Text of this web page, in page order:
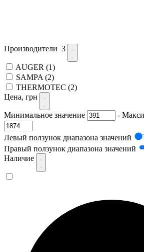
Производители 3
AUGER (1)
SAMPA (2)
THERMOTEC (2)
Цена, грн
Минимальное значение -
Левый ползунок диапазона значений
Правый ползунок диапазона значений
Наличие